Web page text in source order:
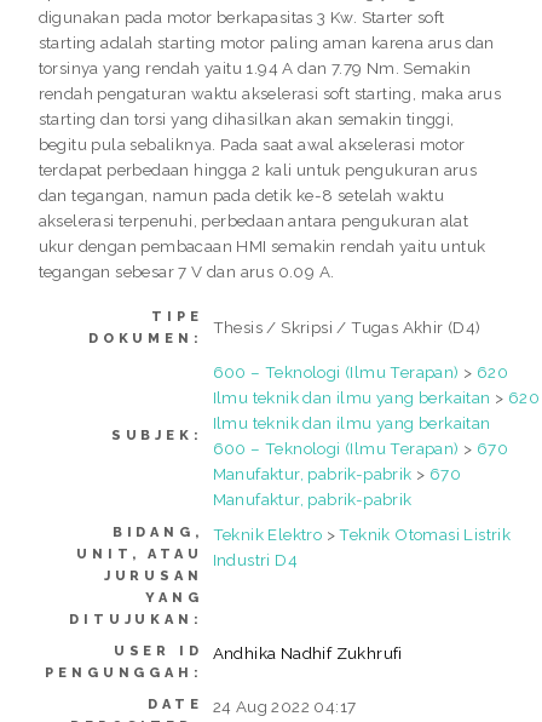
digunakan pada motor berkapasitas 3 Kw. Starter soft
starting adalah starting motor paling aman karena arus dan
torsinya yang rendah yaitu 1.94 A dan 7.79 Nm. Semakin
rendah pengaturan waktu akselerasi soft starting, maka arus
starting dan torsi yang dihasilkan akan semakin tinggi,
begitu pula sebaliknya. Pada saat awal akselerasi motor
terdapat perbedaan hingga 2 kali untuk pengukuran arus
dan tegangan, namun pada detik ke-8 setelah waktu
akselerasi terpenuhi, perbedaan antara pengukuran alat
ukur dengan pembacaan HMI semakin rendah yaitu untuk
tegangan sebesar 7 V dan arus 0.09 A.
TIPE
DOKUMEN:
Thesis / Skripsi / Tugas Akhir (D4)
SUBJEK:
600 – Teknologi (Ilmu Terapan) > 620
Ilmu teknik dan ilmu yang berkaitan > 620
Ilmu teknik dan ilmu yang berkaitan
600 – Teknologi (Ilmu Terapan) > 670
Manufaktur, pabrik-pabrik > 670
Manufaktur, pabrik-pabrik
BIDANG,
UNIT, ATAU
JURUSAN
YANG
DITUJUKAN:
Teknik Elektro >Teknik Otomasi Listrik
Industri D4
USER ID
PENGUNGGAH:
Andhika Nadhif Zukhrufi
DATE
24 Aug 2022 04:17